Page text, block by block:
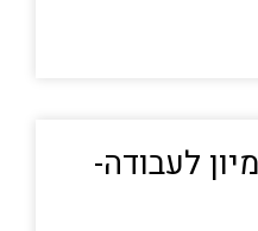
לעבודה-